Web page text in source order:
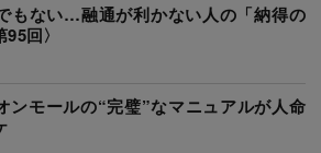
もない…融通が利かない人の「納得の
回〉
ンモールの“完璧”なマニュアルが人命